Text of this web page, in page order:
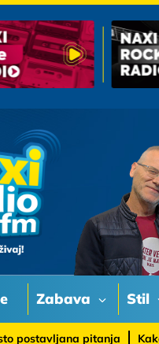
postavljana pitanja
Zabava Stil